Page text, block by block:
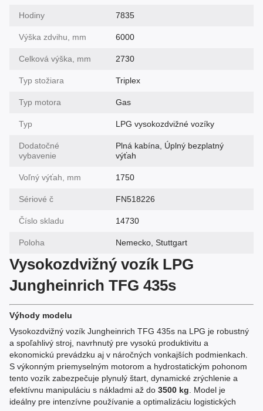
Hodiny 7835
Výška zdvihu, mm 6000
Celková výška, mm 2730
Typ stožiara Triplex
Typ motora Gas
Typ LPG vysokozdvižné vozíky
Dodatočné
vybavenie
Plná kabína, Úplný bezplatný
výťah
Voľný výťah, mm 1750
Sériové č FN518226
Číslo skladu 14730
Poloha Nemecko, Stuttgart
Vysokozdvižný vozík LPG
Jungheinrich TFG 435s
Výhody modelu
Vysokozdvižný vozík Jungheinrich TFG 435s na LPG je robustný
a spoľahlivý stroj, navrhnutý pre vysokú produktivitu a
ekonomickú prevádzku aj v náročných vonkajších podmienkach.
S výkonným priemyselným motorom a hydrostatickým pohonom
tento vozík zabezpečuje plynulý štart, dynamické zrýchlenie a
efektívnu manipuláciu s nákladmi až do 3500 kg . Model je
ideálny pre intenzívne používanie a optimalizáciu logistických